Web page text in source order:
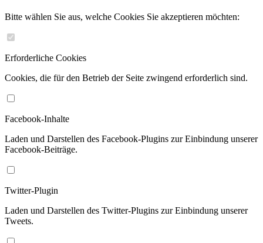
Bitte wählen Sie aus, welche Cookies Sie akzeptieren möchten:
Erforderliche Cookies
Cookies, die für den Betrieb der Seite zwingend erforderlich sind.
Facebook-Inhalte
Laden und Darstellen des Facebook-Plugins zur Einbindung unserer
Facebook-Beiträge.
Twitter-Plugin
Laden und Darstellen des Twitter-Plugins zur Einbindung unserer
Tweets.